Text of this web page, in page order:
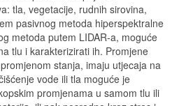
tla, vegetacije, rudnih sirovina,
pasivnog metoda hiperspektralne
metoda putem LIDAR-a, moguće
tlu i karakterizirati ih. Promjene
stanja, imaju utjecaja na
vode ili tla moguće je
promjenama u samom tlu ili